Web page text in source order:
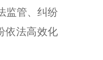
监管、纠纷
依法高效化